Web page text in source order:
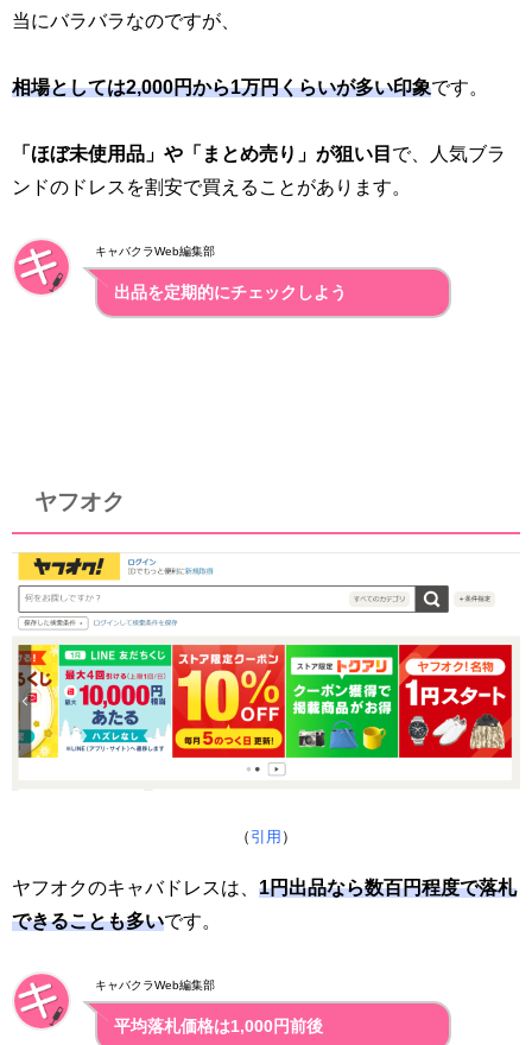
当にバラバラなのですが、
相場としては2,000円から1万円くらいが多い印象です。
「ほぼ未使用品」や「まとめ売り」が狙い目 で、人気ブラ
ンドのドレスを割安で買えることがあります。
キャバクラWeb編集部
出品を定期的にチェックしよう
ヤフオク
（ 引用 ）
ヤフオクのキャバドレスは、 1円出品なら数百円程度で落札
できることも多いです。
キャバクラWeb編集部
平均落札価格は1,000円前後